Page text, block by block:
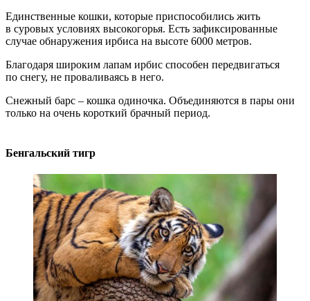
Единственные кошки, которые приспособились жить
в суровых условиях высокогорья. Есть зафиксированные
случае обнаружения ирбиса на высоте 6000 метров.
Благодаря широким лапам ирбис способен передвигаться
по снегу, не проваливаясь в него.
Снежный барс – кошка одиночка. Объединяются в пары они
только на очень короткий брачный период.
Бенгальский тигр